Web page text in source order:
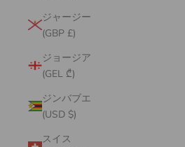
ジャージー
(GBP £)
ジョージア
(GEL ₾)
ジンバブエ
(USD $)
スイス